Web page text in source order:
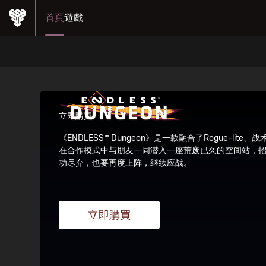
首頁遊戲
立即購買
《ENDLESS™ Dungeon》是一款融合了Rogue-lite、
在合作模式中与朋友一同潜入一座荒废已久的空间站，
功尽弃，也要再度上阵，继续应战。
立即購買